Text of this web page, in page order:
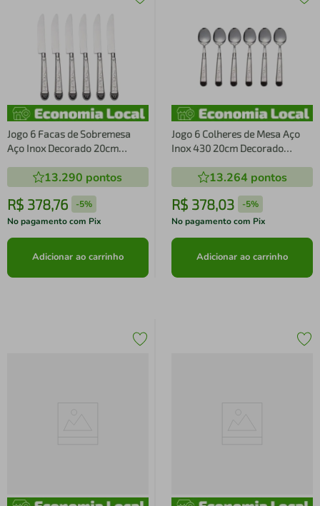
Jogo 6 Facas de Sobremesa
Aço Inox Decorado 20cm
13.290 pontos
R$ 378,76 -5%
No pagamento com Pix
Adicionar ao carrinho
Jogo 6 Colheres de Mesa Aço
Inox 430 20cm Decorado
Mesa Posta13.264 pontos
R$ 378,03 -5%
No pagamento com Pix
Adicionar ao carrinho